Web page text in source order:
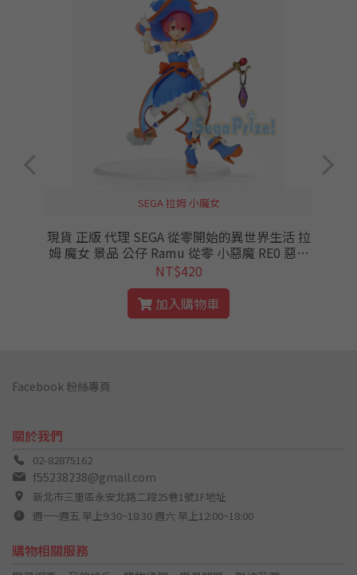
SEGA 拉姆 小魔女
現貨 正版 代理 SEGA 從零開始的異世界生活 拉
姆 魔女 景品 公仔 Ramu 從零 小惡魔 RE0 惡作
劇
NT$420
加入購物車
關於我們
02-82875162
f55238238@gmail.com
新北市三重區永安北路二段25巷1號1F地址
週一~週五 早上9:30~18:30 週六 早上12:00~18:00
購物相關服務
Facebook 粉絲專頁